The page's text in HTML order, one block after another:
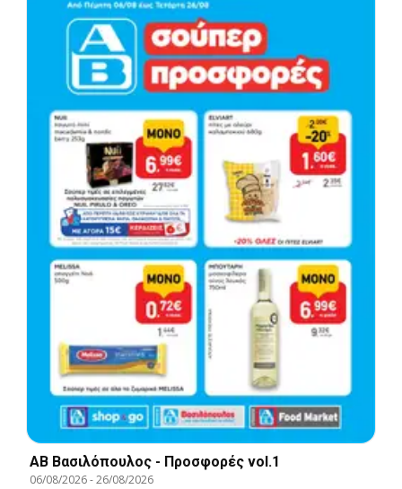
ΑΒ Βασιλόπουλος - Προσφορές vol.1
06/08/2026-26/08/2026